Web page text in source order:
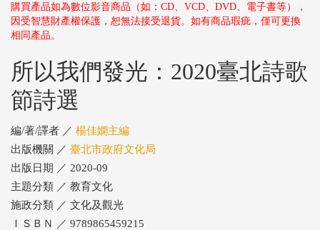
購買產品如為數位影音商品（如：CD、VCD、DVD、電子書等），
因受智慧財產權保護，恕無法接受退貨。如有商品瑕疵，僅可更換
相同產品。
所以我們發光：2020臺北詩歌
節詩選
編/著/譯者 ／ 楊佳嫻主編
出版機關 ／ 臺北市政府文化局
出版日期 ／ 2020-09
主題分類 ／ 教育文化
施政分類 ／ 文化及觀光
ＩＳＢＮ ／ 9789865459215